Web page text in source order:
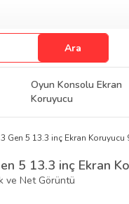
Ara
Oyun Konsolu Ekran
Koruyucu
Gen 5 13.3 inç Ekran Koruyucu
5 13.3 inç Ekran
ve Net Görüntü